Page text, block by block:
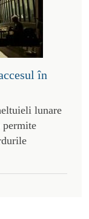
în
lunare
permite